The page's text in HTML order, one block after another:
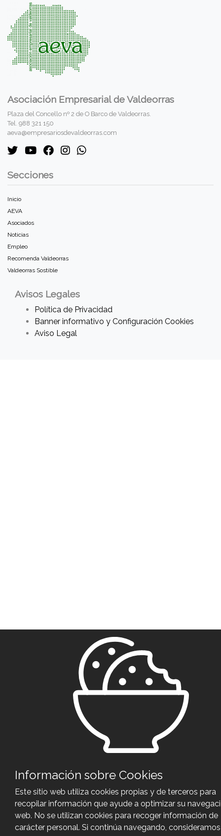
Asociación Empresarial de Valdeorras
Plaza del Concello nº 2 de O Barco de Valdeorras.
Tel. 988 321 150
aeva@empresariosdevaldeorras.com
Secciones
Inicio
AEVA
Asociados
Noticias
Empleo
Recomenda Valdeorras
Valdeorras Sostible
Avisos Legales
Política de Privacidad
Banner informativo y Configuración Cookies
Aviso Legal
Información sobre Cookies
Este sitio web utiliza cookies propias y de terceros para
recopilar información que ayude a optimizar su
web. No se utilizan cookies para recoger información de
carácter personal. Si continúa navegando,